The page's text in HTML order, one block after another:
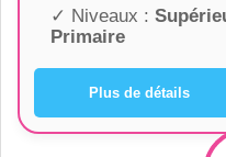
✓ Niveaux :
Primaire
Plus de détails